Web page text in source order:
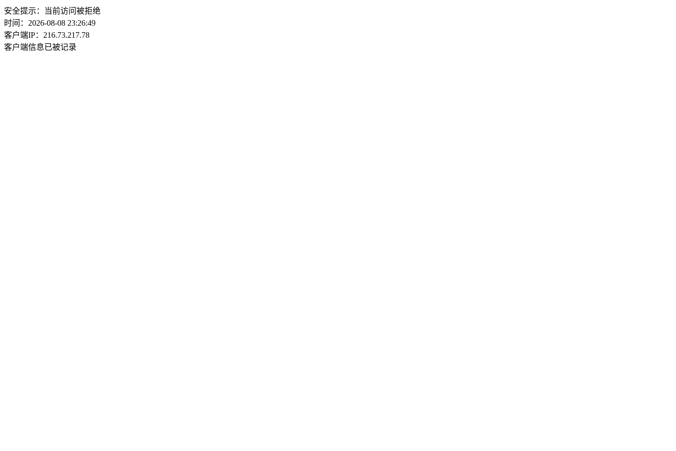
安全提示：当前访问被拒绝
时间：2026-08-08 23:26:49
客户端IP：216.73.217.78
客户端信息已被记录